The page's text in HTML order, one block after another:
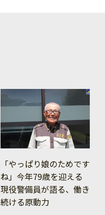
「やっぱり娘のためです
ね」今年79歳を迎える
現役警備員が語る、働き
続ける原動力